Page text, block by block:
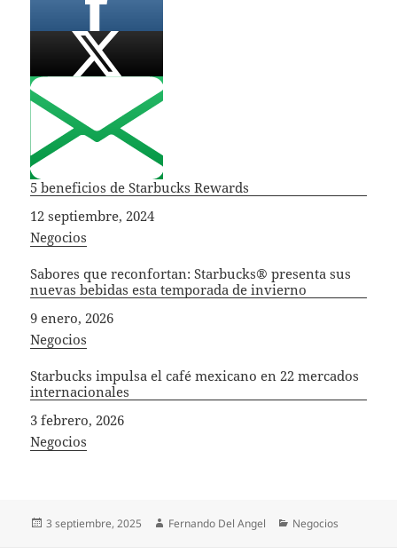
5 beneficios de Starbucks Rewards
Fecha
12 septiembre, 2024
In relation to
Negocios
Sabores que reconfortan: Starbucks® presenta sus
nuevas bebidas esta temporada de invierno
Fecha
9 enero, 2026
In relation to
Negocios
Starbucks impulsa el café mexicano en 22 mercados
internacionales
Fecha
3 febrero, 2026
In relation to
Negocios
Publicado
3 septiembre, 2025 Autor
Fernando Del Angel Categorías
Negocios